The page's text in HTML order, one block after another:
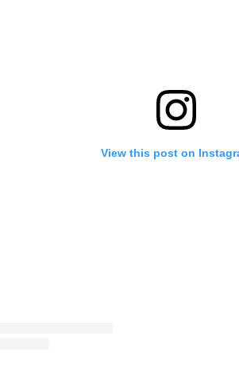
View this post on